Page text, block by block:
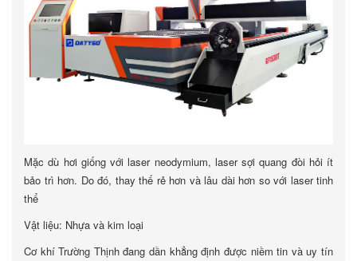
Mặc dù hơi giống với laser neodymium, laser sợi quang đòi hỏi ít
bảo trì hơn. Do đó, thay thế rẻ hơn và lâu dài hơn so với laser tinh
thể
Vật liệu: Nhựa và kim loại
Cơ khí Trường Thịnh đang dần khẳng định được niềm tin và uy tín